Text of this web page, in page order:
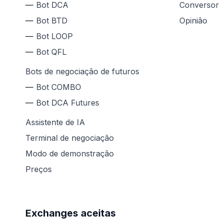
Bot DCA
Bot BTD
Bot LOOP
Bot QFL
Bots de negociação de futuros
Bot COMBO
Bot DCA Futures
Assistente de IA
Terminal de negociação
Modo de demonstração
Preços
Opinião
Exchanges aceitas